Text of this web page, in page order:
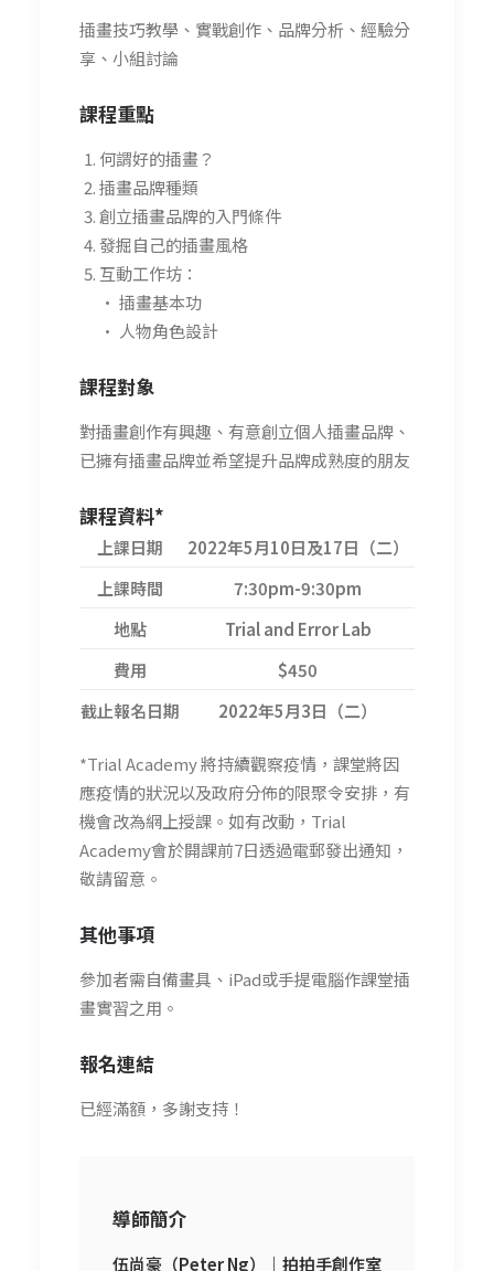
插畫技巧教學、實戰創作、品牌分析、經驗分
享、小組討論
課程重點
何謂好的插畫？
插畫品牌種類
創立插畫品牌的入門條件
發掘自己的插畫風格
互動工作坊：
• 插畫基本功
• 人物角色設計
課程對象
對插畫創作有興趣、有意創立個人插畫品牌、
已擁有插畫品牌並希望提升品牌成熟度的朋友
課程資料*
上課日期
2022年5月10日及17日（二）
上課時間
7:30pm-9:30pm
地點
Trial and Error Lab
費用
$450
截止報名日期
2022年5月3日（二）
*Trial Academy 將持續觀察疫情，課堂將因
應疫情的狀況以及政府分佈的限聚令安排，有
機會改為網上授課。如有改動，Trial
Academy會於開課前7日透過電郵發出通知，
敬請留意。
其他事項
參加者需自備畫具、iPad或手提電腦作課堂插
畫實習之用。
報名連結
已經滿額，多謝支持！
導師簡介
伍尚豪（Peter Ng）｜ 拍拍手創作室